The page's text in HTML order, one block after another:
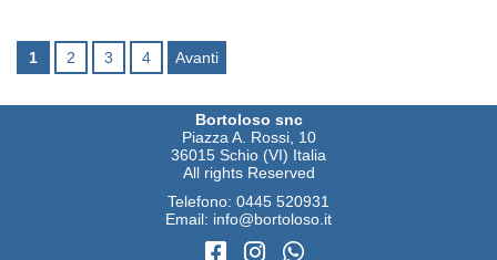
1 2 3 4 Avanti
Bortoloso snc
Piazza A. Rossi, 10
36015 Schio (VI) Italia
All rights Reserved
Telefono: 0445 520931
Email: info@bortoloso.it